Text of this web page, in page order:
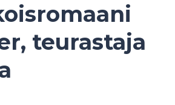
teurastaja